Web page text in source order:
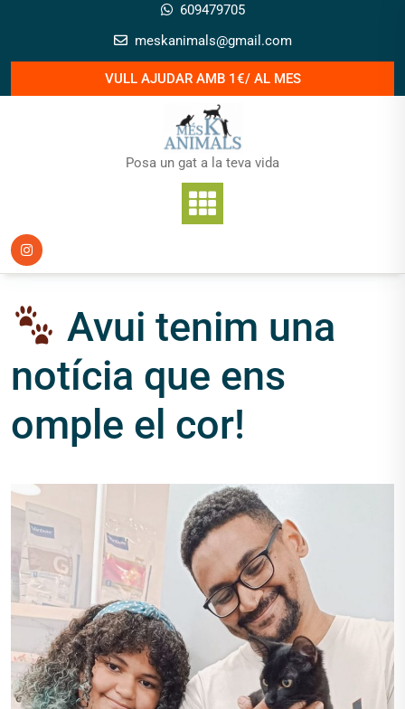
609479705
meskanimals@gmail.com
VULL AJUDAR AMB 1€/ AL MES
Posa un gat a la teva vida
Avui tenim una
notícia que ens
omple el cor!